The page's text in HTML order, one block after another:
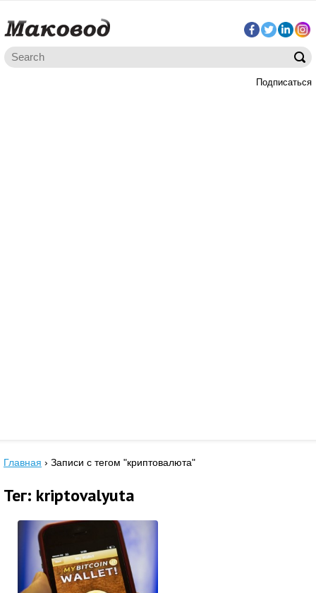
Подписаться
Главная › Записи с тегом "криптовалюта"
Тег: kriptovalyuta